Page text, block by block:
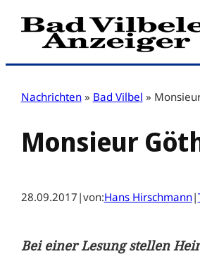
Zum
Inhalt
Nachrichten » Bad Vilbel »
Monsieur
28.09.2017 |von:Hans Hirschmann|
Bei einer Lesung stellen